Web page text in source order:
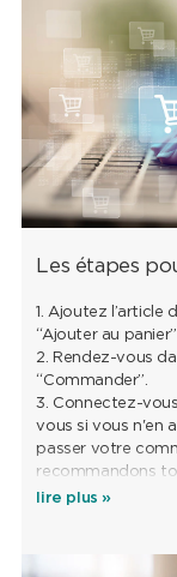
Les étapes
1. Ajoutez l’article
“Ajouter au
2. Rendez-vous
“Commander”.
3. Connectez-
vous si vous n'en
passer votre
recommandons
profiter de tous
5. Pour
lire plus »